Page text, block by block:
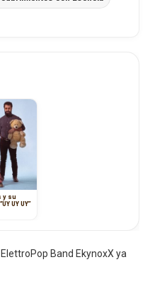
y su
UY UY”
Band EkynoxX ya